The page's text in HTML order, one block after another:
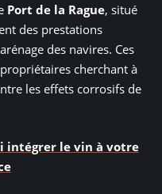
Port de la Rague, situé
des prestations
des navires. Ces
cherchant à
les effets corrosifs de
intégrer le vin à votre